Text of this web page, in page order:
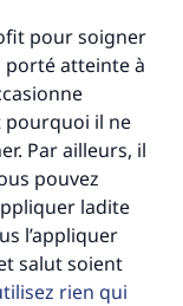
pour soigner
porté atteinte à
pourquoi il ne
Par ailleurs, il
pouvez
ladite
l’appliquer
salut soient
rien qui
lui) a dit:
obtient la
le fait."